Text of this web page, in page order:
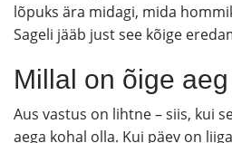
lõpuks ära midagi, mida
Sageli jääb just see kõige
Millal on õige
Aus vastus on lihtne – siis, kui
aega kohal olla. Kui päev on